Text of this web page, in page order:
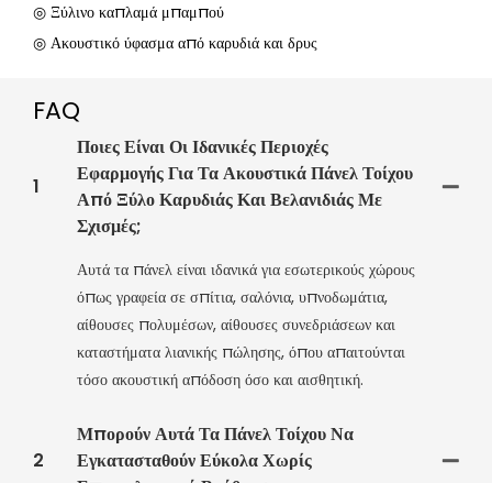
◎ Ξύλινο καπλαμά μπαμπού
◎ Ακουστικό ύφασμα από καρυδιά και δρυς
FAQ
1
Ποιες Είναι Οι Ιδανικές Περιοχές
Εφαρμογής Για Τα Ακουστικά Πάνελ Τοίχου
Από Ξύλο Καρυδιάς Και Βελανιδιάς Με
Σχισμές;
Αυτά τα πάνελ είναι ιδανικά για εσωτερικούς χώρους
όπως γραφεία σε σπίτια, σαλόνια, υπνοδωμάτια,
αίθουσες πολυμέσων, αίθουσες συνεδριάσεων και
καταστήματα λιανικής πώλησης, όπου απαιτούνται
τόσο ακουστική απόδοση όσο και αισθητική.
2
Μπορούν Αυτά Τα Πάνελ Τοίχου Να
Εγκατασταθούν Εύκολα Χωρίς